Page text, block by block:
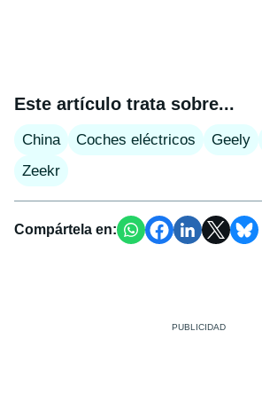
Este artículo trata sobre...
China Coches eléctricos Geely
Zeekr
Compártela en: